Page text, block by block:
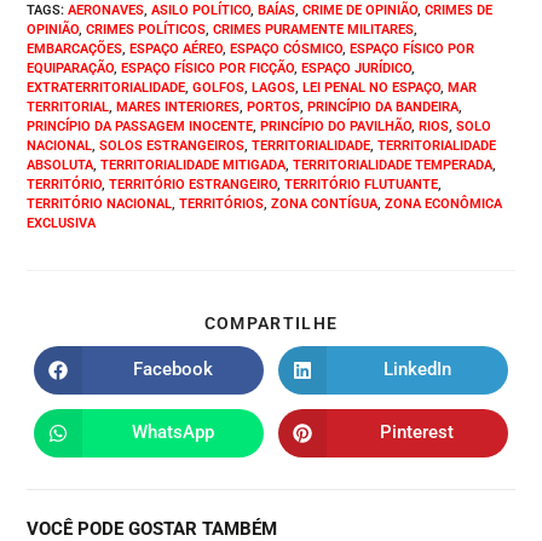
TAGS:AERONAVES, ASILO POLÍTICO, BAÍAS, CRIME DE OPINIÃO, CRIMES DE
OPINIÃO, CRIMES POLÍTICOS, CRIMES PURAMENTE MILITARES,
EMBARCAÇÕES, ESPAÇO AÉREO, ESPAÇO CÓSMICO, ESPAÇO FÍSICO POR
EQUIPARAÇÃO, ESPAÇO FÍSICO POR FICÇÃO, ESPAÇO JURÍDICO,
EXTRATERRITORIALIDADE, GOLFOS, LAGOS, LEI PENAL NO ESPAÇO, MAR
TERRITORIAL, MARES INTERIORES, PORTOS, PRINCÍPIO DA BANDEIRA,
PRINCÍPIO DA PASSAGEM INOCENTE, PRINCÍPIO DO PAVILHÃO, RIOS, SOLO
NACIONAL, SOLOS ESTRANGEIROS, TERRITORIALIDADE, TERRITORIALIDADE
ABSOLUTA, TERRITORIALIDADE MITIGADA, TERRITORIALIDADE TEMPERADA,
TERRITÓRIO, TERRITÓRIO ESTRANGEIRO, TERRITÓRIO FLUTUANTE,
TERRITÓRIO NACIONAL, TERRITÓRIOS, ZONA CONTÍGUA, ZONA ECONÔMICA
EXCLUSIVA
COMPARTILHE
Facebook LinkedIn
WhatsApp Pinterest
VOCÊ PODE GOSTAR TAMBÉM